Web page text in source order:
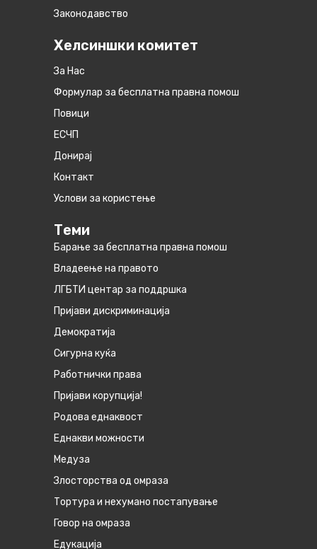
Законодавство
Хелсиншки комитет
За Нас
Формулар за бесплатна правна помош
Повици
ЕСЧП
Донирај
Контакт
Услови за користење
Теми
Барање за бесплатна правна помош
Владеење на правото
ЛГБТИ центар за поддршка
Пријави дискриминација
Демократија
Сигурна куќа
Работнички права
Пријави корупција!
Родова еднаквост
Eднакви можности
Медуза
Злосторства од омраза
Тортура и нехумано постапување
Говор на омраза
Едукација